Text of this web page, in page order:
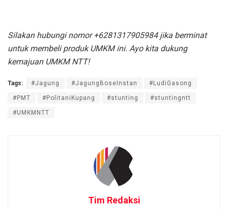
Silakan hubungi nomor +6281317905984 jika berminat
untuk membeli produk UMKM ini. Ayo kita dukung
kemajuan UMKM NTT!
Tags: #Jagung #JagungBoseInstan #LudiGasong
#PMT #PolitaniKupang #stunting #stuntingntt
#UMKMNTT
Tim Redaksi